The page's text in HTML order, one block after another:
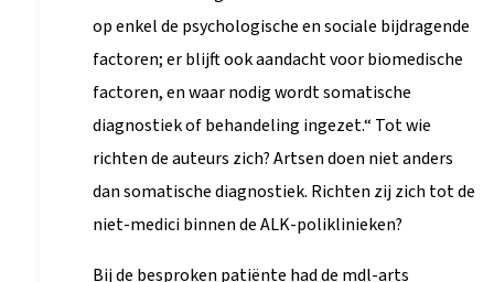
op enkel de psychologische en sociale bijdragende
factoren; er blijft ook aandacht voor biomedische
factoren, en waar nodig wordt somatische
diagnostiek of behandeling ingezet.“ Tot wie
richten de auteurs zich? Artsen doen niet anders
dan somatische diagnostiek. Richten zij zich tot de
niet-medici binnen de ALK-poliklinieken?
Bij de besproken patiënte had de mdl-arts